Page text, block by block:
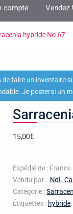
compte Vendez !
hybride No 67
faire un inventaire
Je posterai un
15,00€
Expédié de : France
Vendu par : NdL
Catégorie :
Étiquettes : hybride,